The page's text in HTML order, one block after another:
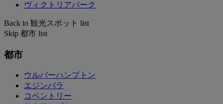
ヴィクトリアパーク
Back to 観光スポット list
Skip 都市 list
都市
ウルバーハンプトン
エジンバラ
コベントリー